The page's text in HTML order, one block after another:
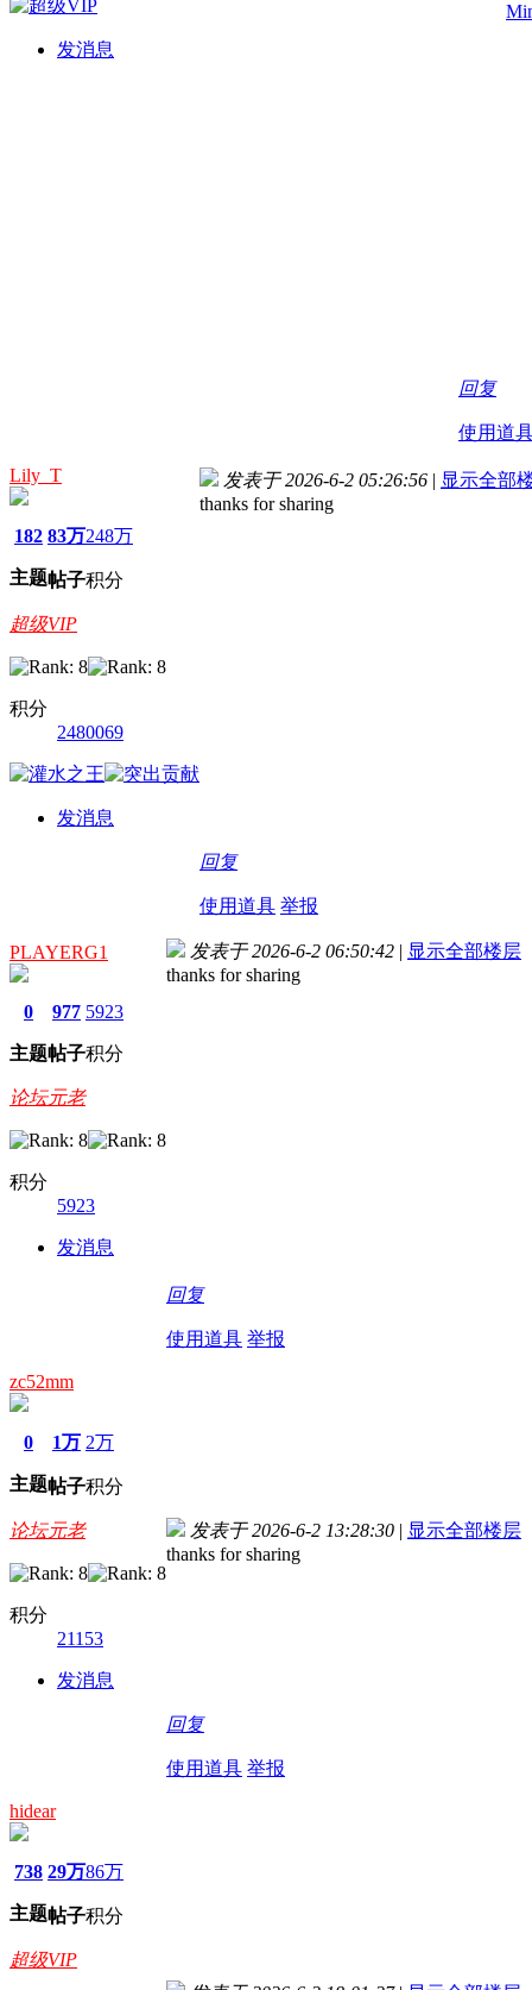
发消息
回复
使用道
Lily_T
182
主题
83万
帖子
248万
积分
超级VIP
积分
2480069
发消息
发表于 2026-6-2 05:26:56 | 显示全部
thanks for sharing
回复
使用道具 举报
PLAYERG1
0
主题
977
帖子
5923
积分
论坛元老
积分
5923
发消息
发表于 2026-6-2 06:50:42 | 显示全部楼层
thanks for sharing
回复
使用道具 举报
zc52mm
0
主题
1万
帖子
2万
积分
论坛元老
积分
21153
发消息
发表于 2026-6-2 13:28:30 | 显示全部楼层
thanks for sharing
回复
使用道具 举报
hidear
738
主题
29万
帖子
86万
积分
超级VIP